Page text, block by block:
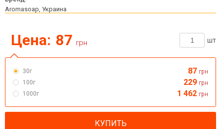
Aromasoap, Украина
Цена: 87 грн шт
30г 87 грн
100г
229 грн
1000г
1 462 грн
КУПИТЬ